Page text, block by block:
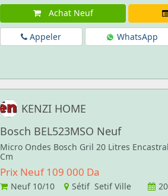
Achat Neuf
Appeler WhatsApp
KENZI HOME
Bosch BEL523MSO Neuf
Micro Ondes Bosch Gril 20 Litres
Cm
Prix Neuf 109 000 Da
Neuf 10/10 Sétif Setif Ville